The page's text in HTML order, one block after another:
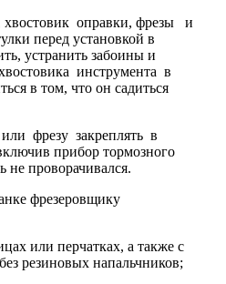
оправки, фрезы и
перед установкой в
устранить забоины и
инструмента в
в том, что он садиться
фрезу закреплять в
прибор тормозного
не проворачивался.
фрезеровщику
или перчатках, а также с
резиновых напальчников;